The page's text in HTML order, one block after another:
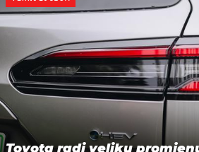
Toyota radi veliku